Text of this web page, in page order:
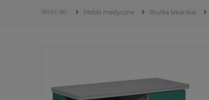
Meble medyczne Biurka lekarskie